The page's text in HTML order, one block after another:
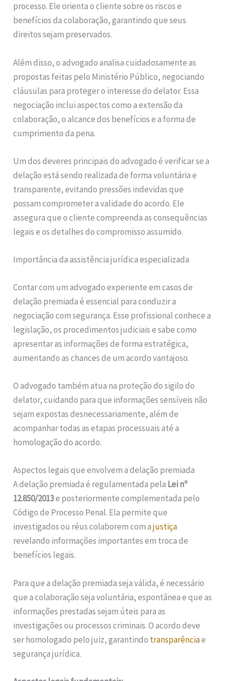
processo. Ele orienta o cliente sobre os riscos e
benefícios da colaboração, garantindo que seus
direitos sejam preservados.
Além disso, o advogado analisa cuidadosamente as
propostas feitas pelo Ministério Público, negociando
cláusulas para proteger o interesse do delator. Essa
negociação inclui aspectos como a extensão da
colaboração, o alcance dos benefícios e a forma de
cumprimento da pena.
Um dos deveres principais do advogado é verificar se a
delação está sendo realizada de forma voluntária e
transparente, evitando pressões indevidas que
possam comprometer a validade do acordo. Ele
assegura que o cliente compreenda as consequências
legais e os detalhes do compromisso assumido.
Importância da assistência jurídica especializada
Contar com um advogado experiente em casos de
delação premiada é essencial para conduzir a
negociação com segurança. Esse profissional conhece a
legislação, os procedimentos judiciais e sabe como
apresentar as informações de forma estratégica,
aumentando as chances de um acordo vantajoso.
O advogado também atua na proteção do sigilo do
delator, cuidando para que informações sensíveis não
sejam expostas desnecessariamente, além de
acompanhar todas as etapas processuais até a
homologação do acordo.
Aspectos legais que envolvem a delação premiada
A delação premiada é regulamentada pela Lei nº
12.850/2013e posteriormente complementada pelo
Código de Processo Penal. Ela permite que
investigados ou réus colaborem com ajustiça
revelando informações importantes em troca de
benefícios legais.
Para que a delação premiada seja válida, é necessário
que a colaboração seja voluntária, espontânea e que as
informações prestadas sejam úteis para as
investigações ou processos criminais. O acordo deve
ser homologado pelo juiz, garantindo transparênciae
segurança jurídica.